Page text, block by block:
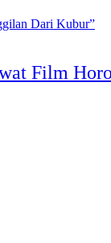
Film